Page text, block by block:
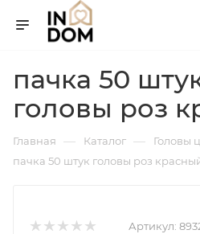
пачка 50
головы роз
Главная — Каталог — Головы
пачка 50 штук головы роз
Артикул: